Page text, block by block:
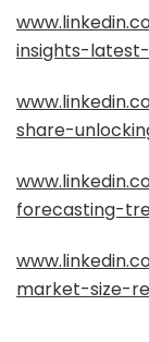
insights-
share-
forecasting-
market-size-